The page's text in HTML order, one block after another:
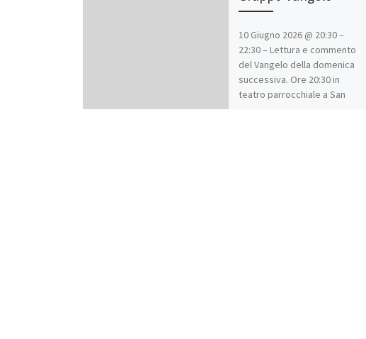
10 Giugno 2026 @ 20:30 –
22:30 – Lettura e commento
del Vangelo della domenica
successiva. Ore 20:30 in
teatro parrocchiale a San